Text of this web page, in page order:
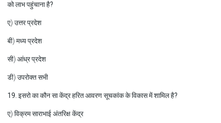
को लाभ पहुंचाना है?
ए) उत्तर प्रदेश
बी) मध्य प्रदेश
सी) आंध्र प्रदेश
डी) उपरोक्त सभी
19. इसरो का कौन सा केंद्र हरित आवरण सूचकांक के विकास में शामिल है?
ए) विक्रम साराभाई अंतरिक्ष केंद्र